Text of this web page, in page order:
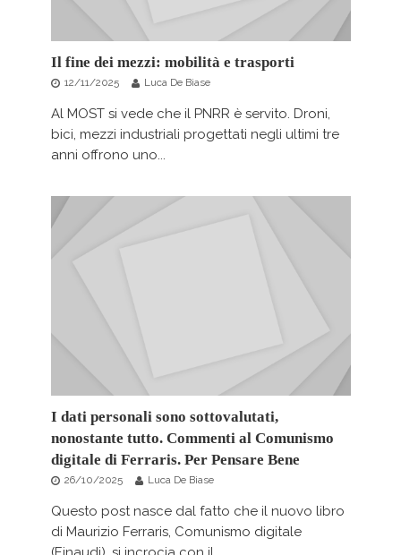
Il fine dei mezzi: mobilità e trasporti
12/11/2025 Luca De Biase
Al MOST si vede che il PNRR è servito. Droni,
bici, mezzi industriali progettati negli ultimi tre
anni offrono uno...
I dati personali sono sottovalutati,
nonostante tutto. Commenti al Comunismo
digitale di Ferraris. Per Pensare Bene
26/10/2025 Luca De Biase
Questo post nasce dal fatto che il nuovo libro
di Maurizio Ferraris, Comunismo digitale